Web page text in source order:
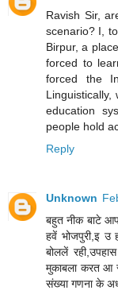
Ravish Sir,
scenario? I,
Birpur, a
forced to
forced the
education
people hold
Reply
Unknown
बहुत नीक बाटे
हवें भोजपुरी,इ उ
बोललें
मुकाबला करत आ
संख्या गणना के